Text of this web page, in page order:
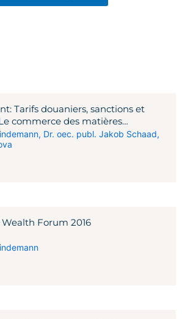
Tarifs douaniers, sanctions et
commerce des matières
Trump , Dr. oec. publ. Jakob Schaad,
Forum 2016